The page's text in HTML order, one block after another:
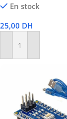
En stock
25,00 DH
Ajouter Au Panier